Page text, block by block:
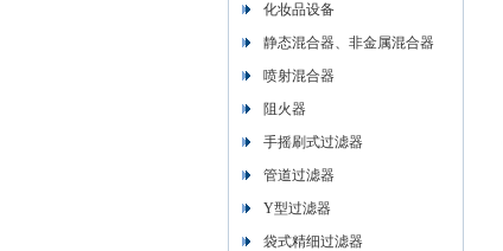
化妆品设备
静态混合器、非金属混合器
喷射混合器
阻火器
手摇刷式过滤器
管道过滤器
Y型过滤器
袋式精细过滤器